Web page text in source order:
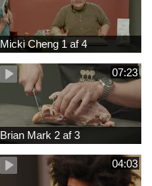
Micki Cheng 1 af 4
07:23
Brian Mark 2 af 3
04:03